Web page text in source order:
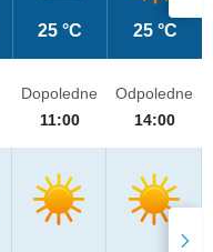
25 °C 25 °C
Dopoledne
11:00
Odpoledne
14:00